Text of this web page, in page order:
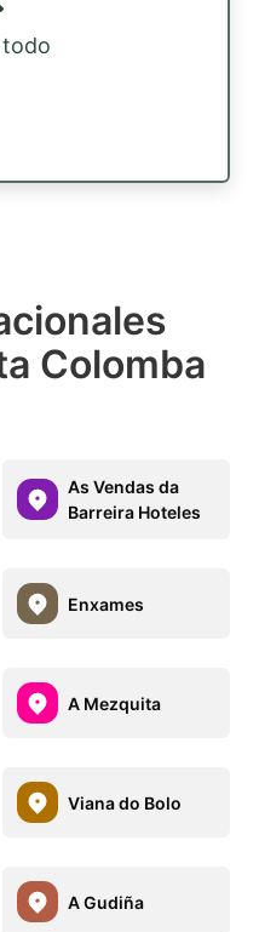
todo
Colomba
As Vendas da
Barreira Hoteles
Enxames
A Mezquita
Viana do Bolo
A Gudiña